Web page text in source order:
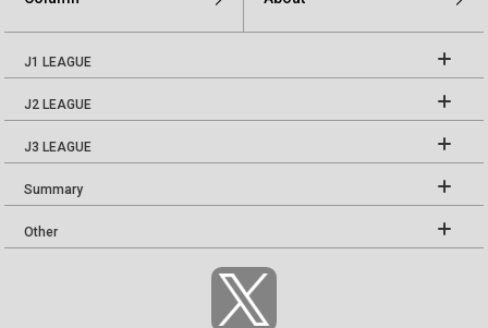
J1 LEAGUE
J2 LEAGUE
J3 LEAGUE
Summary
Other